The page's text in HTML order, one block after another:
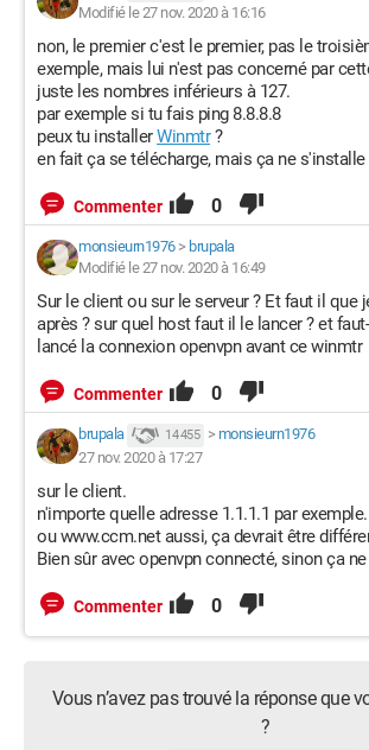
Modifié le 27 nov. 2020 à 16:16
non, le premier c'est le premier, pas le
exemple, mais lui n'est pas concerné par
juste les nombres inférieurs à 127.
par exemple si tu fais ping 8.8.8.8
peux tu installerWinmtr?
en fait ça se télécharge, mais ça ne
Commenter 0
monsieurn1976> brupala
Modifié le 27 nov. 2020 à 16:49
Sur le client ou sur le serveur ? Et faut il que
après ? sur quel host faut il le lancer ? et
lancé la connexion openvpn avant ce winmtr
Commenter 0
brupala 14 455 > monsieurn1976
27 nov. 2020 à 17:27
sur le client.
n'importe quelle adresse 1.1.1.1 par exemple.
ou www.ccm.net aussi, ça devrait être
Bien sûr avec openvpn connecté, sinon ça
Commenter 0
Vous n’avez pas trouvé la réponse que
?